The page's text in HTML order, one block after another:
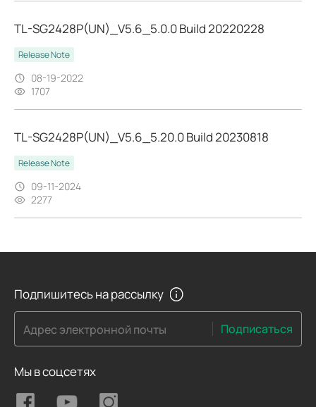
TL-SG2428P(UN)_V5.6_5.0.0 Build 20220228
Release Note
08-19-2022
1707
TL-SG2428P(UN)_V5.6_5.20.0 Build 20230818
Release Note
09-11-2024
2277
Подпишитесь на рассылку
Адрес электронной почты Подписаться
Мы в соцсетях